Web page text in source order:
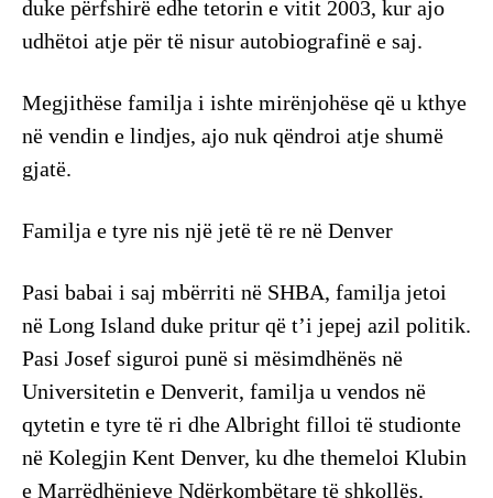
duke përfshirë edhe tetorin e vitit 2003, kur ajo
udhëtoi atje për të nisur autobiografinë e saj.
Megjithëse familja i ishte mirënjohëse që u kthye
në vendin e lindjes, ajo nuk qëndroi atje shumë
gjatë.
Familja e tyre nis një jetë të re në Denver
Pasi babai i saj mbërriti në SHBA, familja jetoi
në Long Island duke pritur që t’i jepej azil politik.
Pasi Josef siguroi punë si mësimdhënës në
Universitetin e Denverit, familja u vendos në
qytetin e tyre të ri dhe Albright filloi të studionte
në Kolegjin Kent Denver, ku dhe themeloi Klubin
e Marrëdhënieve Ndërkombëtare të shkollës.